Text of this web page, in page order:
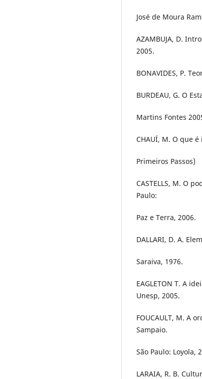
José de Moura
AZAMBUJA, D.
2005.
BONAVIDES, P.
BURDEAU, G. O
Martins Fontes
CHAUÍ, M. O que
Primeiros Passos)
CASTELLS, M. O
Paulo:
Paz e Terra, 2006.
DALLARI, D. A.
Saraiva, 1976.
EAGLETON T. A
Unesp, 2005.
FOUCAULT, M. A
Sampaio.
São Paulo: Loyola,
LARAIA, R. B.